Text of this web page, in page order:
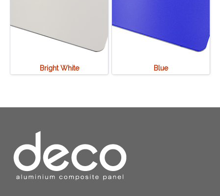
Bright White Blue